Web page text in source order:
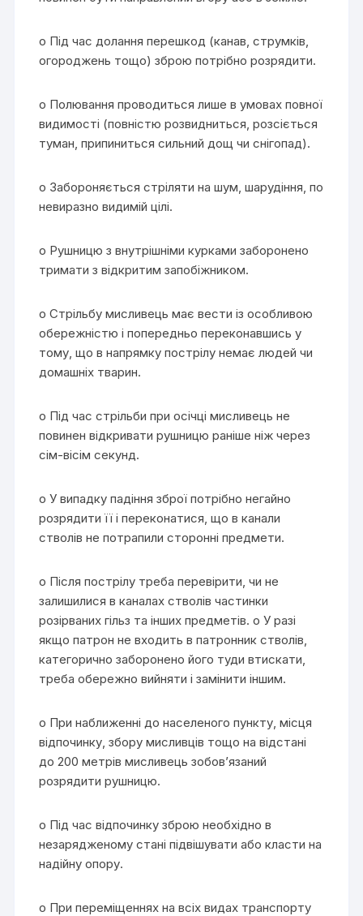
o Під час долання перешкод (канав, струмків,
огороджень тощо) зброю потрібно розрядити.
o Полювання проводиться лише в умовах повної
видимості (повністю розвидниться, розсіється
туман, припиниться сильний дощ чи снігопад).
o Забороняється стріляти на шум, шарудіння, по
невиразно видимій цілі.
o Рушницю з внутрішніми курками заборонено
тримати з відкритим запобіжником.
o Стрільбу мисливець має вести із особливою
обережністю і попередньо переконавшись у
тому, що в напрямку пострілу немає людей чи
домашніх тварин.
o Під час стрільби при осічці мисливець не
повинен відкривати рушницю раніше ніж через
сім-вісім секунд.
o У випадку падіння зброї потрібно негайно
розрядити її і переконатися, що в канали
стволів не потрапили сторонні предмети.
o Після пострілу треба перевірити, чи не
залишилися в каналах стволів частинки
розірваних гільз та інших предметів. o У разі
якщо патрон не входить в патронник стволів,
категорично заборонено його туди втискати,
треба обережно вийняти і замінити іншим.
o При наближенні до населеного пункту, місця
відпочинку, збору мисливців тощо на відстані
до 200 метрів мисливець зобов’язаний
розрядити рушницю.
o Під час відпочинку зброю необхідно в
незарядженому стані підвішувати або класти на
надійну опору.
o При переміщеннях на всіх видах транспорту